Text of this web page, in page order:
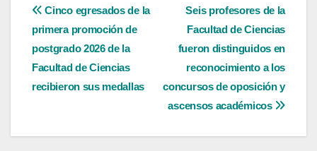
Navegación
de
entradas
Seis profesores de la
Facultad de Ciencias
fueron distinguidos en
reconocimiento a los
concursos de oposición y
ascensos académicos
Cinco egresados de la
primera promoción de
postgrado 2026 de la
Facultad de Ciencias
recibieron sus medallas